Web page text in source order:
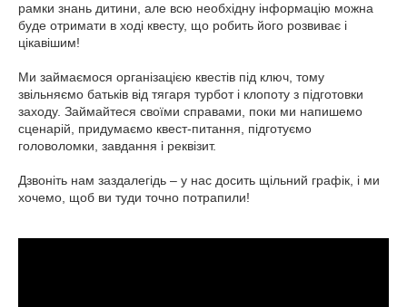
рамки знань дитини, але всю необхідну інформацію можна
буде отримати в ході квесту, що робить його розвиває і
цікавішим!
Ми займаємося організацією квестів під ключ, тому
звільняємо батьків від тягаря турбот і клопоту з підготовки
заходу. Займайтеся своїми справами, поки ми напишемо
сценарій, придумаємо квест-питання, підготуємо
головоломки, завдання і реквізит.
Дзвоніть нам заздалегідь – у нас досить щільний графік, і ми
хочемо, щоб ви туди точно потрапили!